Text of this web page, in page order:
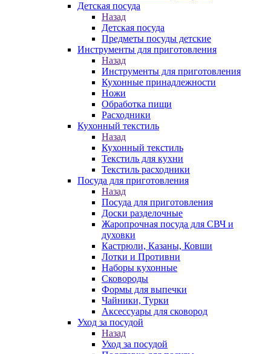
Детская посуда
Назад
Детская посуда
Предметы посуды детские
Инструменты для приготовления
Назад
Инструменты для приготовления
Кухонные принадлежности
Ножи
Обработка пищи
Расходники
Кухонный текстиль
Назад
Кухонный текстиль
Текстиль для кухни
Текстиль расходники
Посуда для приготовления
Назад
Посуда для приготовления
Доски разделочные
Жаропрочная посуда для СВЧ и
духовки
Кастрюли, Казаны, Ковши
Лотки и Противни
Наборы кухонные
Сковороды
Формы для выпечки
Чайники, Турки
Аксессуары для сковород
Уход за посудой
Назад
Уход за посудой